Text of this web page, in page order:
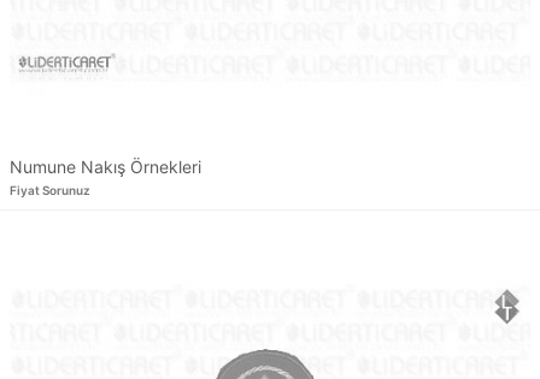
Numune Nakış Örnekleri
Fiyat Sorunuz